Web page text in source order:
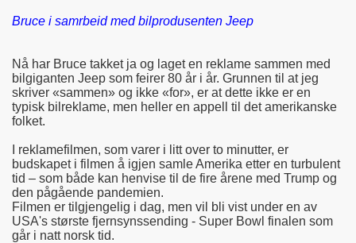
Bruce i samrbeid med bilprodusenten Jeep
Nå har Bruce takket ja og laget en reklame sammen med
bilgiganten Jeep som feirer 80 år i år. Grunnen til at jeg
skriver «sammen» og ikke «for», er at dette ikke er en
typisk bilreklame, men heller en appell til det amerikanske
folket.
I reklamefilmen, som varer i litt over to minutter, er
budskapet i filmen å igjen samle Amerika etter en turbulent
tid – som både kan henvise til de fire årene med Trump og
den pågående pandemien.
Filmen er tilgjengelig i dag, men vil bli vist under en av
USA's største fjernsynssending - Super Bowl finalen som
går i natt norsk tid.